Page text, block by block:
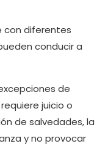
con diferentes
conducir a
de
juicio o
de salvedades, la
y no provocar